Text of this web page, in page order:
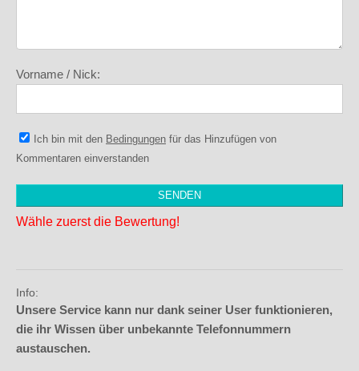
Vorname / Nick:
Ich bin mit den Bedingungen für das Hinzufügen von
Kommentaren einverstanden
Wähle zuerst die Bewertung!
Info:
Unsere Service kann nur dank seiner User funktionieren,
die ihr Wissen über unbekannte Telefonnummern
austauschen.